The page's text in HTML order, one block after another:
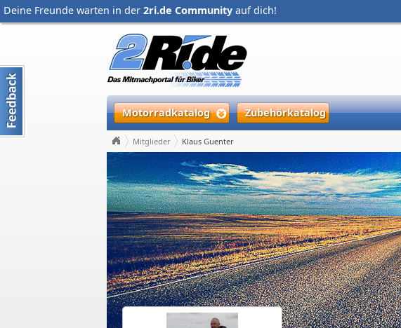
Deine Freunde warten in der 2ri.de Community auf dich!
Motorradkatalog Zubehörkatalog
Mitglieder Klaus Guenter